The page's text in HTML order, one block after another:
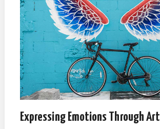
Expressing Emotions Through Art